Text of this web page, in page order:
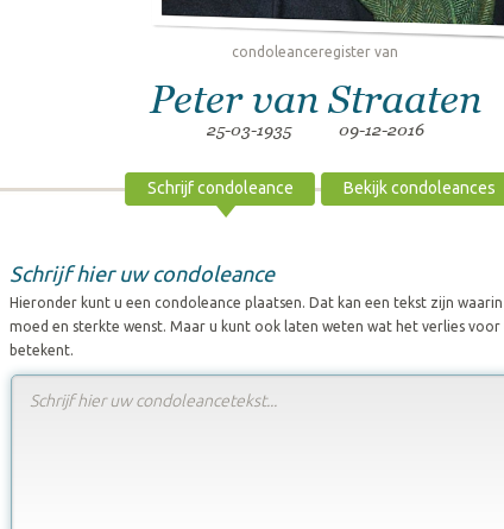
condoleanceregister van
Peter van Straaten
25-03-1935 09-12-2016
Schrijf hier uw condoleance
Hieronder kunt u een condoleance plaatsen. Dat kan een tekst zijn
moed en sterkte wenst. Maar u kunt ook laten weten wat het verlies voor
betekent.
Schrijf condoleance Bekijk condoleances